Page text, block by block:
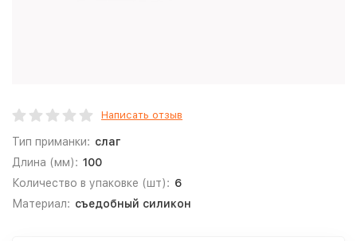
Написать отзыв
Тип приманки: слаг
Длина (мм): 100
Количество в упаковке (шт): 6
Материал: съедобный силикон